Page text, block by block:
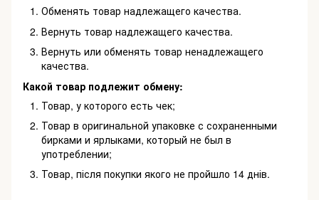
Обменять товар надлежащего качества.
Вернуть товар надлежащего качества.
Вернуть или обменять товар ненадлежащего
качества.
Какой товар подлежит обмену:
Товар, у которого есть чек;
Товар в оригинальной упаковке с сохраненными
бирками и ярлыками, который не был в
употреблении;
Товар, після покупки якого не пройшло 14 днів.